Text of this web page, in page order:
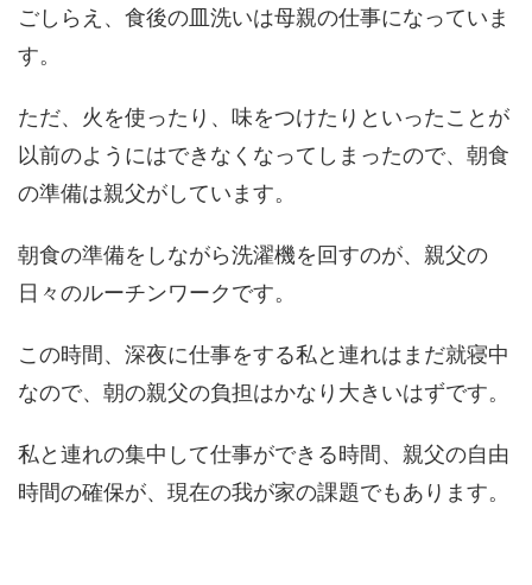
ごしらえ、食後の皿洗いは母親の仕事になっていま
す。
ただ、火を使ったり、味をつけたりといったことが
以前のようにはできなくなってしまったので、朝食
の準備は親父がしています。
朝食の準備をしながら洗濯機を回すのが、親父の
日々のルーチンワークです。
この時間、深夜に仕事をする私と連れはまだ就寝中
なので、朝の親父の負担はかなり大きいはずです。
私と連れの集中して仕事ができる時間、親父の自由
時間の確保が、現在の我が家の課題でもあります。